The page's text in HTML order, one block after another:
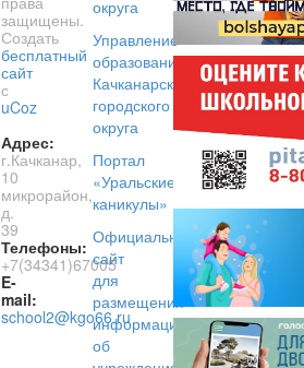
защищены.
Создать
бесплатный
сайт
с
uCoz
Адрес:
г.Качканар,
10
микрорайон,
д.
39
Телефоны:
+7(34341)67005
E-
mail:
school2@kgo66.ru
округа
Управление
образованием
Качканарского
городского
округа
Портал
«Уральские
каникулы»
Официальный
сайт
для
размещения
информации
об